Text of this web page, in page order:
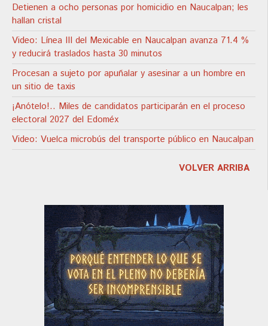
Detienen a ocho personas por homicidio en Naucalpan; les
hallan cristal
Video: Línea III del Mexicable en Naucalpan avanza 71.4 %
y reducirá traslados hasta 30 minutos
Procesan a sujeto por apuñalar y asesinar a un hombre en
un sitio de taxis
¡Anótelo!.. Miles de candidatos participarán en el proceso
electoral 2027 del Edoméx
Video: Vuelca microbús del transporte público en Naucalpan
VOLVER ARRIBA